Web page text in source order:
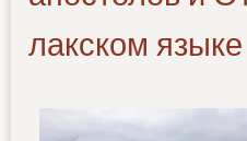
лакском языке